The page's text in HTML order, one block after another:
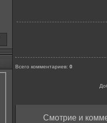
Всего комментариев:0
Смотрие и